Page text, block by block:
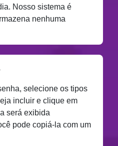
Nosso sistema é
nenhuma
selecione os tipos
incluir e clique em
será exibida
pode copiá-la com um